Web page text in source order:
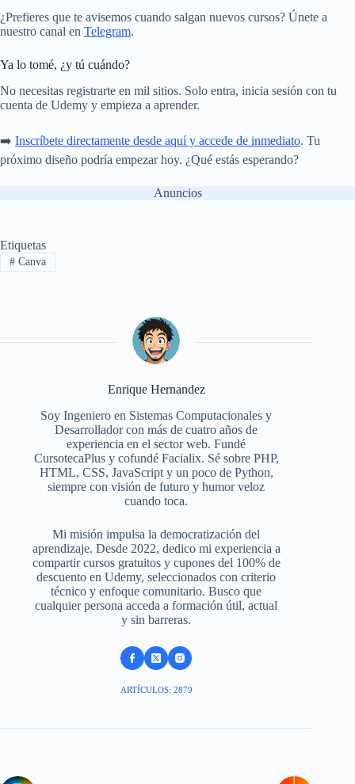
¿Prefieres que te avisemos cuando salgan nuevos cursos? Únete a
nuestro canal en Telegram.
Ya lo tomé, ¿y tú cuándo?
No necesitas registrarte en mil sitios. Solo entra, inicia sesión con tu
cuenta de Udemy y empieza a aprender.
➡️ Inscríbete directamente desde aquí y accede de inmediato. Tu
próximo diseño podría empezar hoy. ¿Qué estás esperando?
Anuncios
Etiquetas
#Canva
Enrique Hernandez
Soy Ingeniero en Sistemas Computacionales y
Desarrollador con más de cuatro años de
experiencia en el sector web. Fundé
CursotecaPlus y cofundé Facialix. Sé sobre PHP,
HTML, CSS, JavaScript y un poco de Python,
siempre con visión de futuro y humor veloz
cuando toca.
Mi misión impulsa la democratización del
aprendizaje. Desde 2022, dedico mi experiencia a
compartir cursos gratuitos y cupones del 100% de
descuento en Udemy, seleccionados con criterio
técnico y enfoque comunitario. Busco que
cualquier persona acceda a formación útil, actual
y sin barreras.
ARTÍCULOS: 2879